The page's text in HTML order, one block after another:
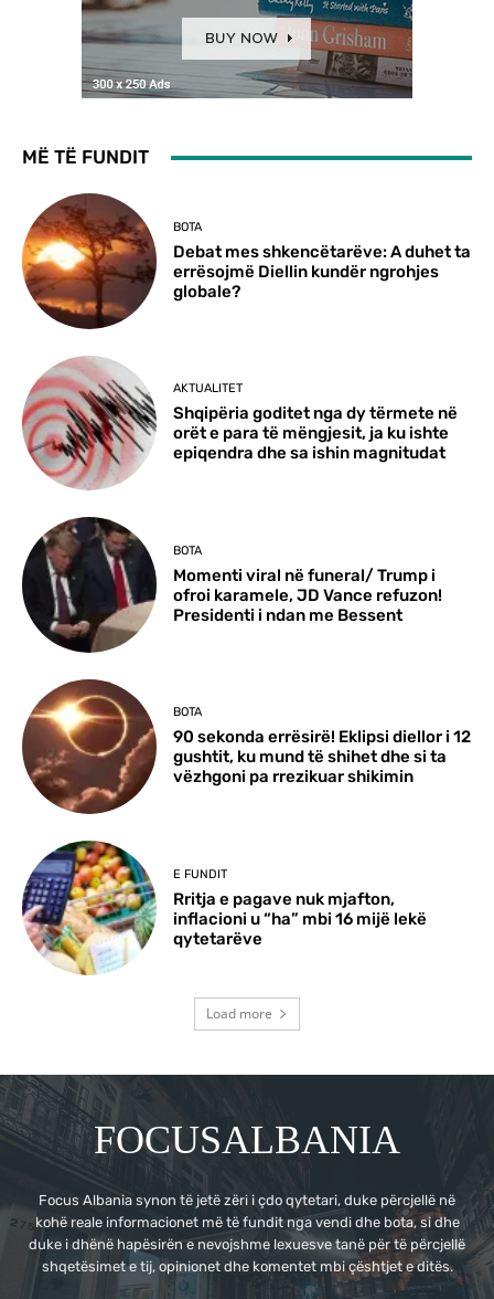
MË TË FUNDIT
BOTA
Debat mes shkencëtarëve: A duhet ta
errësojmë Diellin kundër ngrohjes
globale?
AKTUALITET
Shqipëria goditet nga dy tërmete në
orët e para të mëngjesit, ja ku ishte
epiqendra dhe sa ishin magnitudat
BOTA
Momenti viral në funeral/ Trump i
ofroi karamele, JD Vance refuzon!
Presidenti i ndan me Bessent
BOTA
90 sekonda errësirë! Eklipsi diellor i 12
gushtit, ku mund të shihet dhe si ta
vëzhgoni pa rrezikuar shikimin
E FUNDIT
Rritja e pagave nuk mjafton,
inflacioni u “ha” mbi 16 mijë lekë
qytetarëve
Load more
FOCUSALBANIA
Focus Albania synon të jetë zëri i çdo qytetari, duke përcjellë në
kohë reale informacionet më të fundit nga vendi dhe bota, si dhe
duke i dhënë hapësirën e nevojshme lexuesve tanë për të përcjellë
shqetësimet e tij, opinionet dhe komentet mbi çështjet e ditës.